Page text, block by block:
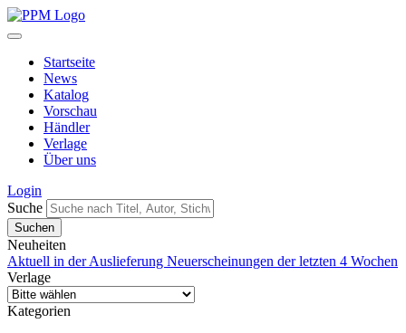
Startseite
News
Katalog
Vorschau
Händler
Verlage
Über uns
Login
Suche
Neuheiten
Aktuell in der Auslieferung Neuerscheinungen der letzten 4 Wochen
Verlage
Kategorien